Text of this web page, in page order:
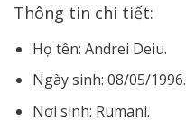
Thông tin chi tiết:
Họ tên: Andrei Deiu.
Ngày sinh: 08/05/1996.
Nơi sinh: Rumani.